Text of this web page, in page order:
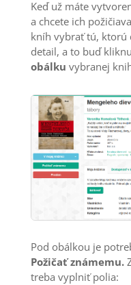
Keď už máte
a chcete ich
kníh vybrať tú, ktorú
detail, a to buď
obálku vybranej
Pod obálkou je
Požičať známemu.
treba vyplniť polia: